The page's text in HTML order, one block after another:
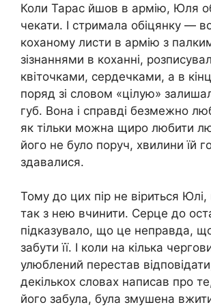
Коли Тарас йшов в армію, Юля
чекати. І стримала обіцянку —
коханому листи в армію з
зізнаннями в коханні,
квіточками, сердечками, а в
поряд зі словом «цілую»
губ. Вона і справді безмежно
як тільки можна щиро любити
його не було поруч, хвилини їй
здавалися.
Тому до цих пір не віриться
так з нею вчинити. Серце до
підказувало, що це неправда, що
забути її. І коли на кілька
улюблений перестав
декількох словах написав про
його забула, була змушена